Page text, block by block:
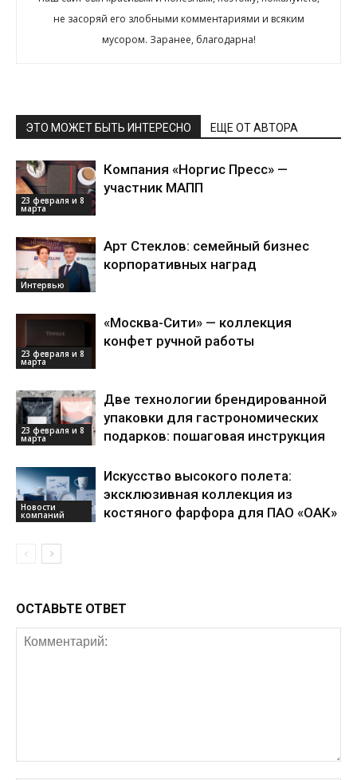
не засоряй его злобными комментариями и всяким
мусором. Заранее, благодарна!
ЭТО МОЖЕТ БЫТЬ ИНТЕРЕСНО ЕЩЕ ОТ АВТОРА
23 февраля и 8
марта
Компания «Норгис Пресс» —
участник МАПП
Интервью
Арт Стеклов: семейный бизнес
корпоративных наград
23 февраля и 8
марта
«Москва-Сити» — коллекция
конфет ручной работы
23 февраля и 8
марта
Две технологии брендированной
упаковки для гастрономических
подарков: пошаговая инструкция
Новости
компаний
Искусство высокого полета:
эксклюзивная коллекция из
костяного фарфора для ПАО «ОАК»
ОСТАВЬТЕ ОТВЕТ